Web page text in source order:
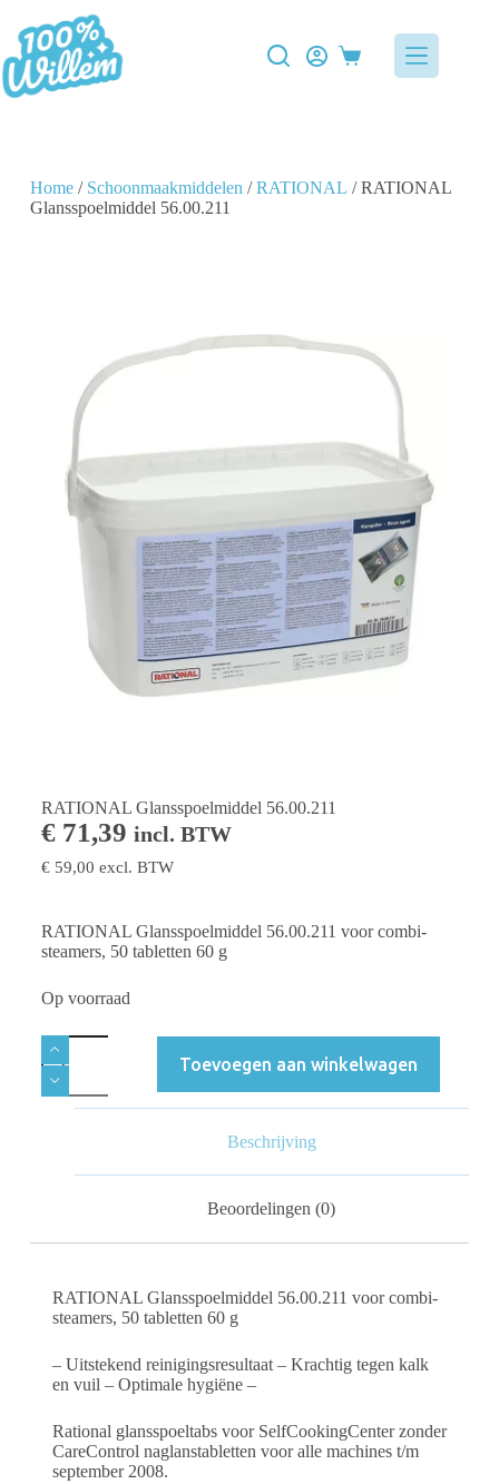
Home/ Schoonmaakmiddelen /RATIONAL / RATIONAL
Glansspoelmiddel 56.00.211
RATIONAL Glansspoelmiddel 56.00.211
€71,39 incl. BTW
€59,00 excl. BTW
RATIONAL Glansspoelmiddel 56.00.211 voor combi-
steamers, 50 tabletten 60 g
Op voorraad
Toevoegen aan winkelwagen
Beschrijving
Beoordelingen (0)
RATIONAL Glansspoelmiddel 56.00.211 voor combi-
steamers, 50 tabletten 60 g
– Uitstekend reinigingsresultaat – Krachtig tegen kalk
en vuil – Optimale hygiëne –
Rational glansspoeltabs voor SelfCookingCenter zonder
CareControl naglanstabletten voor alle machines t/m
september 2008.